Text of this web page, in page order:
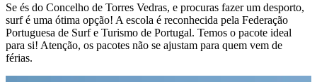
Se és do Concelho de Torres Vedras, e procuras fazer um desporto,
surf é uma ótima opção! A escola é reconhecida pela Federação
Portuguesa de Surf e Turismo de Portugal. Temos o pacote ideal
para si! Atenção, os pacotes não se ajustam para quem vem de
férias.